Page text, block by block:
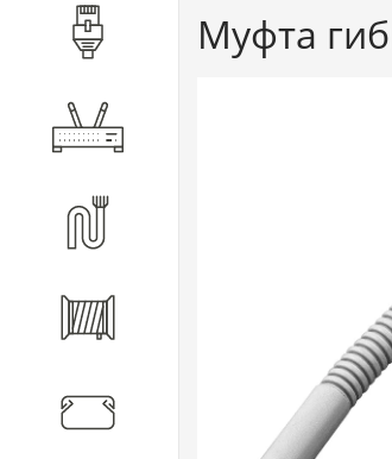
Компоненты СКС
Кабеленесущие системы
Муфта